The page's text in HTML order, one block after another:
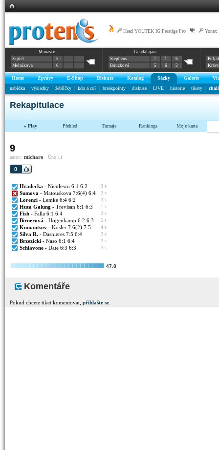
Head YOUTEK IG Prestige Pro Yonex
Monastir
Zipfel
5
Melnikova
0
Guadalajara
Stephens
7 1
6
Bouzková
5 6 2
Home Zprávy E-Shop Diskuze Katalog Sázky Galerie
nabídka
výsledky žebříčky kdo a co? breakpointy diskuse L!VE historie tikety
Rekapitulace
» Play Přehled Turnaje Rankings Moje karta
9
autor: micharo Úno 11
0
Hradecka - Niculescu 6:1 6:2 3 s
Sumova - Matouskova 7:6(4) 6:4 2 s
Lorenzi - Lemke 6:4 6:2 3 s
Huta Galung - Trevisan 6:1 6:3 1 s
Fish - Falla 6:1 6:4 2 s
Birnerová - Hogenkamp 6:2 6:3 2 s
Kumantsov - Kosler 7:6(2) 7:5 4 s
Silva R. - Dasnieres 7:5 6:4 3 s
Brzezicki - Naso 6:1 6:4 2 s
Schiavone - Date 6:3 6:3 3 s
47.8
Komentáře
Pokud chcete tiket komentovat, přihlašte se